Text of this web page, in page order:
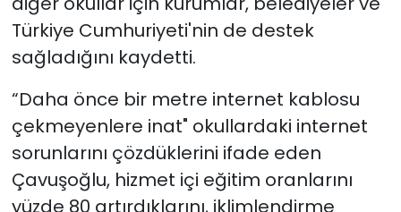
Türkiye Cumhuriyeti'nin de destek
sağladığını kaydetti.
“Daha önce bir metre internet kablosu
çekmeyenlere inat" okullardaki internet
sorunlarını çözdüklerini ifade eden
Çavuşoğlu, hizmet içi eğitim oranlarını
yüzde 80 artırdıklarını, iklimlendirme